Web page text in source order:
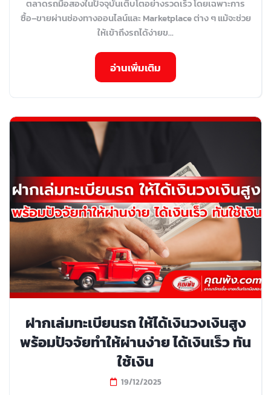
ตลาดรถมือสองในปัจจุบันเติบโตอย่างรวดเร็ว โดยเฉพาะการ
ซื้อ–ขายผ่านช่องทางออนไลน์และ Marketplace ต่าง ๆ แม้จะช่วย
ให้เข้าถึงรถได้ง่ายข...
อ่านเพิ่มเติม
ฝากเล่มทะเบียนรถ ให้ได้เงินวงเงินสูง
พร้อมปัจจัยทำให้ผ่านง่าย ได้เงินเร็ว ทัน
ใช้เงิน
19/12/2025